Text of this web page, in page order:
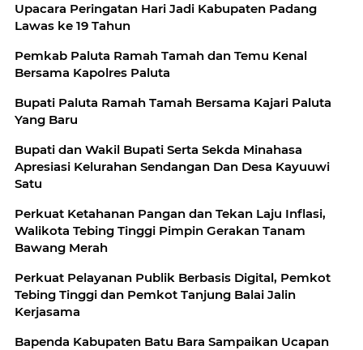
Upacara Peringatan Hari Jadi Kabupaten Padang
Lawas ke 19 Tahun
Pemkab Paluta Ramah Tamah dan Temu Kenal
Bersama Kapolres Paluta
Bupati Paluta Ramah Tamah Bersama Kajari Paluta
Yang Baru
Bupati dan Wakil Bupati Serta Sekda Minahasa
Apresiasi Kelurahan Sendangan Dan Desa Kayuuwi
Satu
Perkuat Ketahanan Pangan dan Tekan Laju Inflasi,
Walikota Tebing Tinggi Pimpin Gerakan Tanam
Bawang Merah
Perkuat Pelayanan Publik Berbasis Digital, Pemkot
Tebing Tinggi dan Pemkot Tanjung Balai Jalin
Kerjasama
Bapenda Kabupaten Batu Bara Sampaikan Ucapan